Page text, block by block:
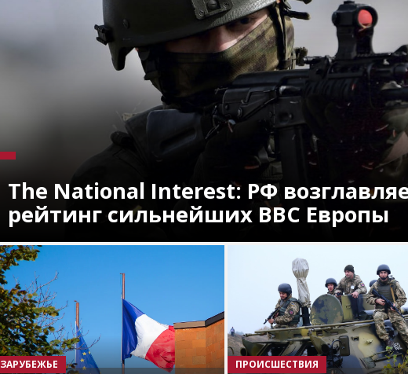
The National Interest: РФ
рейтинг сильнейших ВВС Европы
ЗАРУБЕЖЬЕ ПРОИСШЕСТВИЯ